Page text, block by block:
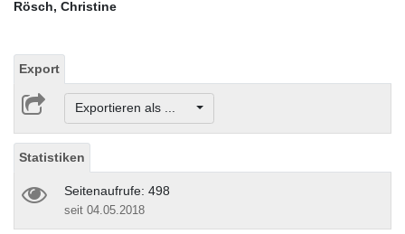
Rösch, Christine
Export
Exportieren als ...
Statistiken
Seitenaufrufe: 498
seit 04.05.2018